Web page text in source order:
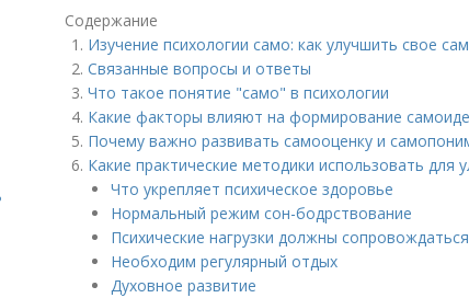
Содержание
Изучение психологии само: как улучшить свое
Связанные вопросы и ответы
Что такое понятие "само" в психологии
Какие факторы влияют на формирование
Почему важно развивать самооценку и
Какие практические методики использовать для
Что укрепляет психическое здоровье
Нормальный режим сон-бодрствование
Психические нагрузки должны
Необходим регулярный отдых
Духовное развитие